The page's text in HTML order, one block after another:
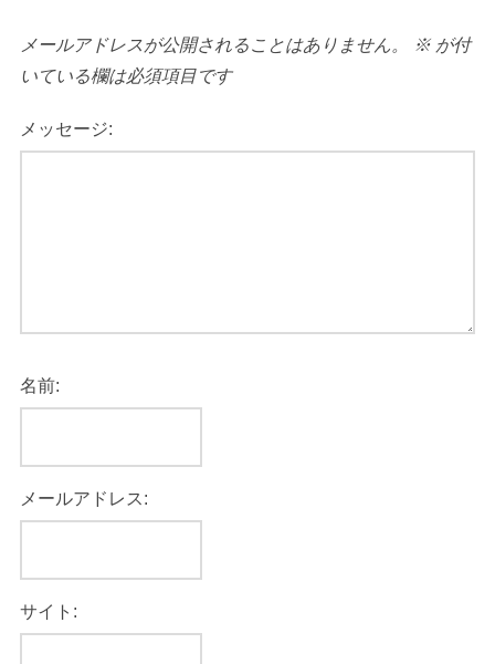
メールアドレスが公開されることはありません。 ※が付
いている欄は必須項目です
メッセージ:
名前:
メールアドレス:
サイト: